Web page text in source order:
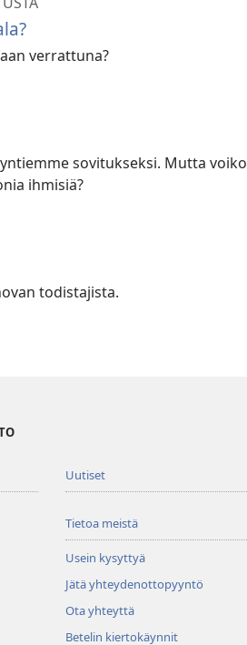
verrattuna?
sovitukseksi. Mutta voiko
ihmisiä?
todistajista.
Uutiset
Tietoa meistä
Usein kysyttyä
Jätä yhteydenottopyyntö
Ota yhteyttä
Betelin kiertokäynnit